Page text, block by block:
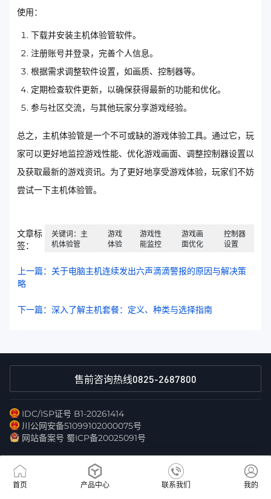
使用：
下载并安装主机体验管软件。
注册账号并登录，完善个人信息。
根据需求调整软件设置，如画质、控制器等。
定期检查软件更新，以确保获得最新的功能和优化。
参与社区交流，与其他玩家分享游戏经验。
总之，主机体验管是一个不可或缺的游戏体验工具。通过它，玩
家可以更好地监控游戏性能、优化游戏画面、调整控制器设置以
及获取最新的游戏资讯。为了更好地享受游戏体验，玩家们不妨
尝试一下主机体验管。
文章标
签：
关键词：主
机体验管
游戏
体验
游戏性
能监控
游戏画
面优化
控制器
设置
上一篇：关于电脑主机连续发出六声滴滴警报的原因与解决策
略
下一篇：深入了解主机套餐：定义、种类与选择指南
售前咨询热线0825-2687800
IDC/ISP证号 B1-20261414
川公网安备51099102000075号
网站备案号 蜀ICP备20025091号
首页 产品中心 联系我们 我的